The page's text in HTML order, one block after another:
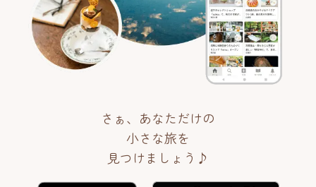
さぁ、あなただけの
小さな旅を
見つけましょう♪